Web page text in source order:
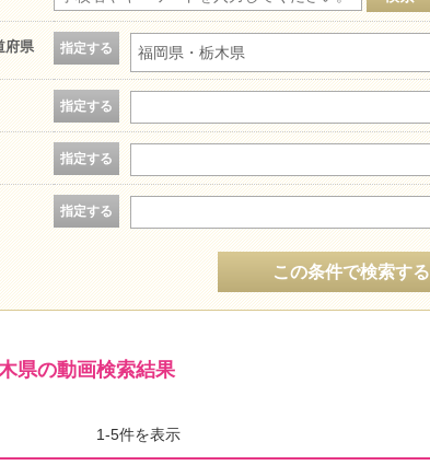
府県 指定する 福岡県・栃木県
指定する
指定する
指定する
この条件で検索する
県の動画検索結果
1-5件を表示